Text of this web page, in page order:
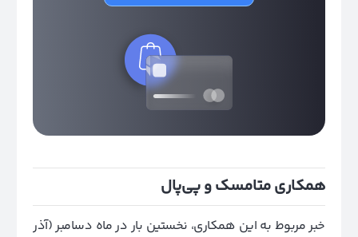
همکاری متامسک و پی‌پال
خبر مربوط به این همکاری، نخستین بار در ماه دسامبر (آذر